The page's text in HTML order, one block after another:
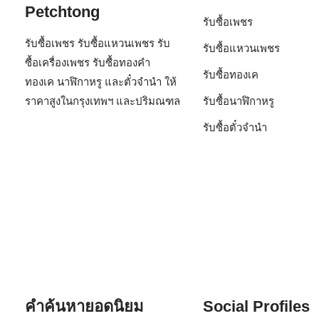
Petchtong
รับซื้อเพชร รับซื้อแหวนเพชร รับ
ซื้อเครื่องเพชร รับซื้อทองคำ
ทองเค นาฬิกาหรู และตั๋วจำนำ ให้
ราคาสูงในกรุงเทพฯ และปริมณฑล
รับซื้อเพชร
รับซื้อแหวนเพชร
รับซื้อทองเค
รับซื้อนาฬิกาหรู
รับซื้อตั๋วจำนำ
คำค้นหายอดนิยม Social Profiles